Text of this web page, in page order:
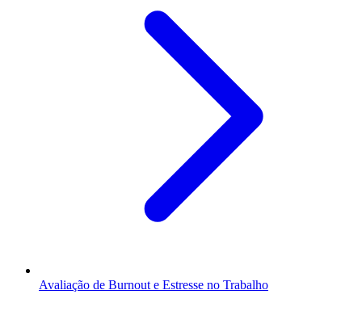
Avaliação de Burnout e Estresse no Trabalho